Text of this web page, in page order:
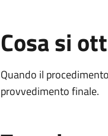
Cosa si
Quando il
provvedimento finale.